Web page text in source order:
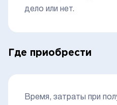
дело или нет.
Где приобрести
Время, затраты при